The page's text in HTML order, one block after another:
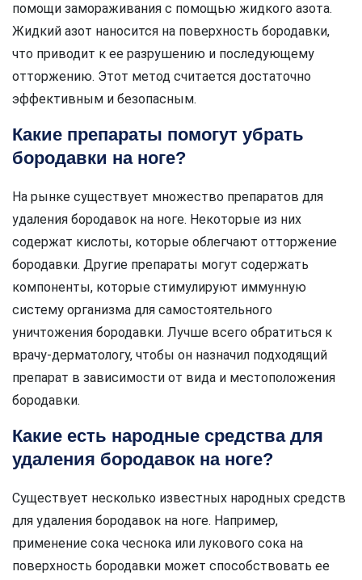
помощи замораживания с помощью жидкого азота.
Жидкий азот наносится на поверхность бородавки,
что приводит к ее разрушению и последующему
отторжению. Этот метод считается достаточно
эффективным и безопасным.
Какие препараты помогут убрать
бородавки на ноге?
На рынке существует множество препаратов для
удаления бородавок на ноге. Некоторые из них
содержат кислоты, которые облегчают отторжение
бородавки. Другие препараты могут содержать
компоненты, которые стимулируют иммунную
систему организма для самостоятельного
уничтожения бородавки. Лучше всего обратиться к
врачу-дерматологу, чтобы он назначил подходящий
препарат в зависимости от вида и местоположения
бородавки.
Какие есть народные средства для
удаления бородавок на ноге?
Существует несколько известных народных средств
для удаления бородавок на ноге. Например,
применение сока чеснока или лукового сока на
поверхность бородавки может способствовать ее